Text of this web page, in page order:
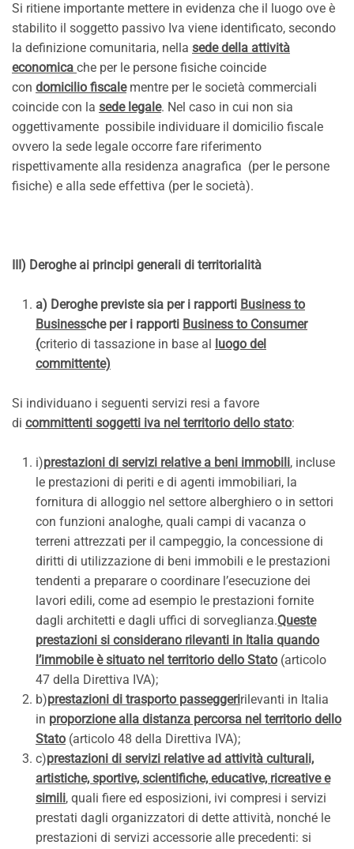
Si ritiene importante mettere in evidenza che il luogo ove è
stabilito il soggetto passivo Iva viene identificato, secondo
la definizione comunitaria, nella sede della attività
economica che per le persone fisiche coincide
con domicilio fiscalementre per le società commerciali
coincide con la sede legale. Nel caso in cui non sia
oggettivamente possibile individuare il domicilio fiscale
ovvero la sede legale occorre fare riferimento
rispettivamente alla residenza anagrafica (per le persone
fisiche) e alla sede effettiva (per le società).
III) Deroghe ai principi generali di territorialità
a) Deroghe previste sia per i rapporti Business to
Businessche per i rapporti Business to Consumer
(criterio di tassazione in base al luogo del
committente)
Si individuano i seguenti servizi resi a favore
di committenti soggetti iva nel territorio dello stato:
i)prestazioni di servizi relative a beni immobili, incluse
le prestazioni di periti e di agenti immobiliari, la
fornitura di alloggio nel settore alberghiero o in settori
con funzioni analoghe, quali campi di vacanza o
terreni attrezzati per il campeggio, la concessione di
diritti di utilizzazione di beni immobili e le prestazioni
tendenti a preparare o coordinare l’esecuzione dei
lavori edili, come ad esempio le prestazioni fornite
dagli architetti e dagli uffici di sorveglianza.Queste
prestazioni si considerano rilevanti in Italia quando
l’immobile è situato nel territorio dello Stato (articolo
47 della Direttiva IVA);
b)prestazioni di trasporto passeggeririlevanti in Italia
in proporzione alla distanza percorsa nel territorio dello
Stato (articolo 48 della Direttiva IVA);
c)prestazioni di servizi relative ad attività culturali,
artistiche, sportive, scientifiche, educative, ricreative e
simili, quali fiere ed esposizioni, ivi compresi i servizi
prestati dagli organizzatori di dette attività, nonché le
prestazioni di servizi accessorie alle precedenti: si